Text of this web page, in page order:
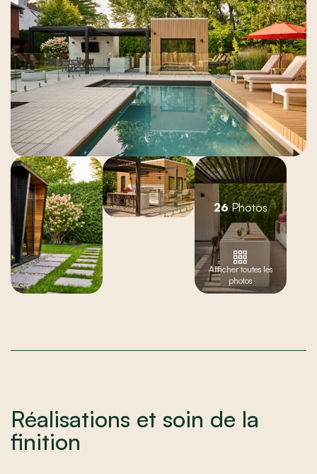
26Photos
Afficher toutes les
photos
Réalisations et soin de la
finition